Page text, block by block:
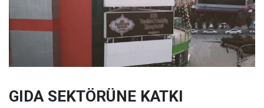
GIDA SEKTÖRÜNE KATKI